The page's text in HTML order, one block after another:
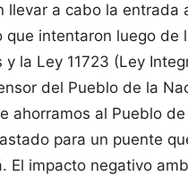
llevar a cabo la
intentaron luego de
la Ley 11723 (Ley
del Pueblo de la
ahorramos al Pueblo
para un puente
El impacto negativo